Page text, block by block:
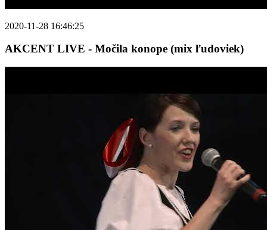
2020-11-28 16:46:25
AKCENT LIVE - Močila konope (mix ľudoviek)